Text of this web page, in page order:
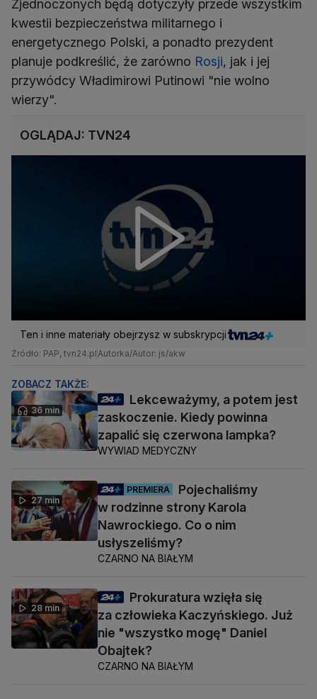
Zjednoczonych będą dotyczyły przede wszystkim
kwestii bezpieczeństwa militarnego i
energetycznego Polski, a ponadto prezydent
planuje podkreślić, że zarówno Rosji, jak i jej
przywódcy Władimirowi Putinowi "nie wolno
wierzy".
OGLĄDAJ: TVN24
Ten i inne materiały obejrzysz w subskrypcji
Źródło: PAP, tvn24.plAutorka/Autor: js/akw
ZOBACZ TAKŻE:
36 min
Lekceważymy, a potem jest
zaskoczenie. Kiedy powinna
zapalić się czerwona lampka?
WYWIAD MEDYCZNY
27 min
PREMIERA
Pojechaliśmy
w rodzinne strony Karola
Nawrockiego. Co o nim
usłyszeliśmy?
CZARNO NA BIAŁYM
28 min
Prokuratura wzięła się
za człowieka Kaczyńskiego. Już
nie "wszystko mogę" Daniel
Obajtek?
CZARNO NA BIAŁYM